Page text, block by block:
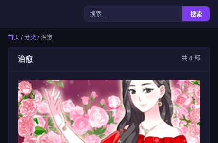
搜索
首页 / 分类 / 治愈
治愈 共 4 部